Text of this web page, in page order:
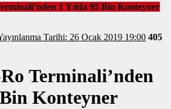
1 Yılda 95 Bin Konteyner
Yayınlanma Tarihi: 26 Ocak 2019 19:00 405
Terminali’nden
Konteyner